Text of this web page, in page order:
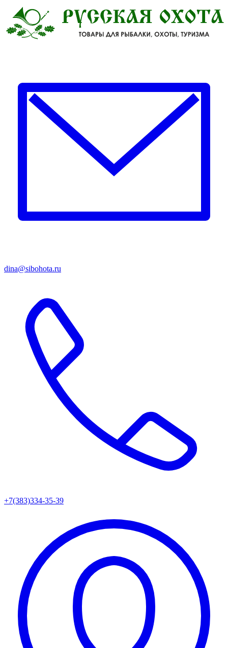
dina@sibohota.ru
+7(383)334-35-39